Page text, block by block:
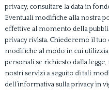
privacy, consultare la data in
Eventuali modifiche alla nostra
effettive al momento della
privacy rivista. Chiederemo il
modifiche al modo in cui
personali se richiesto dalla legge,
nostri servizi a seguito di tali
dell’informativa sulla privacy in